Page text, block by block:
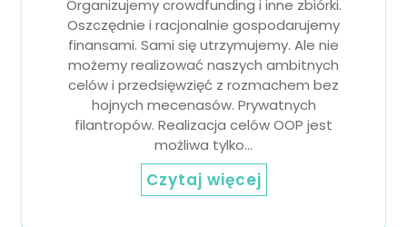
Organizujemy crowdfunding i inne zbiórki.
Oszczędnie i racjonalnie gospodarujemy
finansami. Sami się utrzymujemy. Ale nie
możemy realizować naszych ambitnych
celów i przedsięwzięć z rozmachem bez
hojnych mecenasów. Prywatnych
filantropów. Realizacja celów OOP jest
możliwa tylko…
Czytaj więcej